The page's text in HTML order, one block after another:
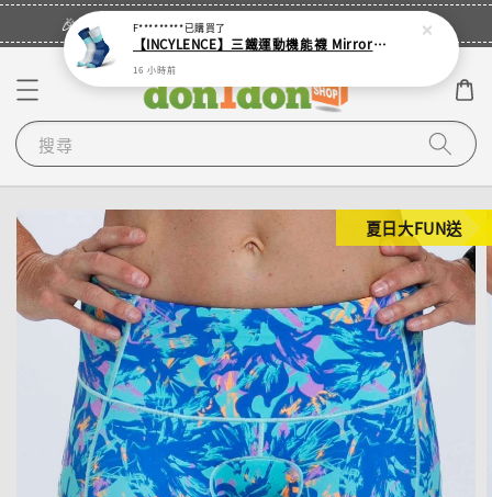
🎉登入會員・領取您的專屬折扣券！
搜尋
夏日大FUN送
F*********已購買了
【INCYLENCE】三鐵運動機能襪 Mirrored Mint
16 小時前